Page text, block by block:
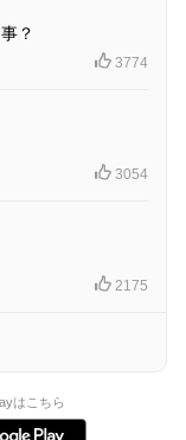
？
3774
3054
2175
はこちら